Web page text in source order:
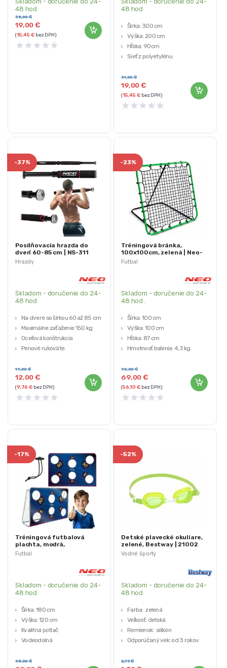
48 hod
19,00€
35,00€
(15,45€bez DPH)
★★★★★
48 hod
Šírka: 300 cm
Výška: 200 cm
Hĺbka: 90cm
Sieť z polyetylénu
19,00€
31,00€
(15,45€bez DPH)
★★★★★
Hrazdy
-37%
Posilňovacia hrazda do
dverí 60-85 cm | NS-311
Skladom - doručenie do 24-
48 hod
Na dvere so šírkou 60 až 85 cm
Maximálne zaťaženie 150 kg
Oceľová konštrukcia
Penové rukoväte
12,00€
19,00€
(9,76€ bez DPH)
★★★★★
Futbal
-23%
Tréningová bránka,
100x100cm, zelená | Neo-
Sport
Skladom - doručenie do 24-
48 hod .
Šírka: 100 cm
Výška: 100 cm
Hĺbka: 87 cm
Hmotnosť balenia: 4,3 kg
69,00€
90,00€
(56,10€bez DPH)
★★★★★
Futbal
-17%
Tréningová futbalová
plachta, modrá,
180x120cm | Neo-Sport
Skladom - doručenie do 24-
48 hod
Šírka: 180 cm
Výška: 120 cm
Kvalitná potlač
Vodeodolná
35,00€
Vodné športy
-52%
Detské plavecké okuliare,
zelené, Bestway | 21002
Skladom - doručenie do 24-
48 hod
Farba: zelená
Veľkosť: detská
Remienok: silikón
Odporúčaný vek: od 3 rokov
2,73€